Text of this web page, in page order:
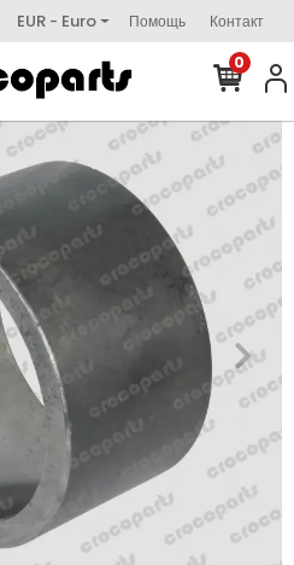
EUR - Euro Помощь Контакт
0